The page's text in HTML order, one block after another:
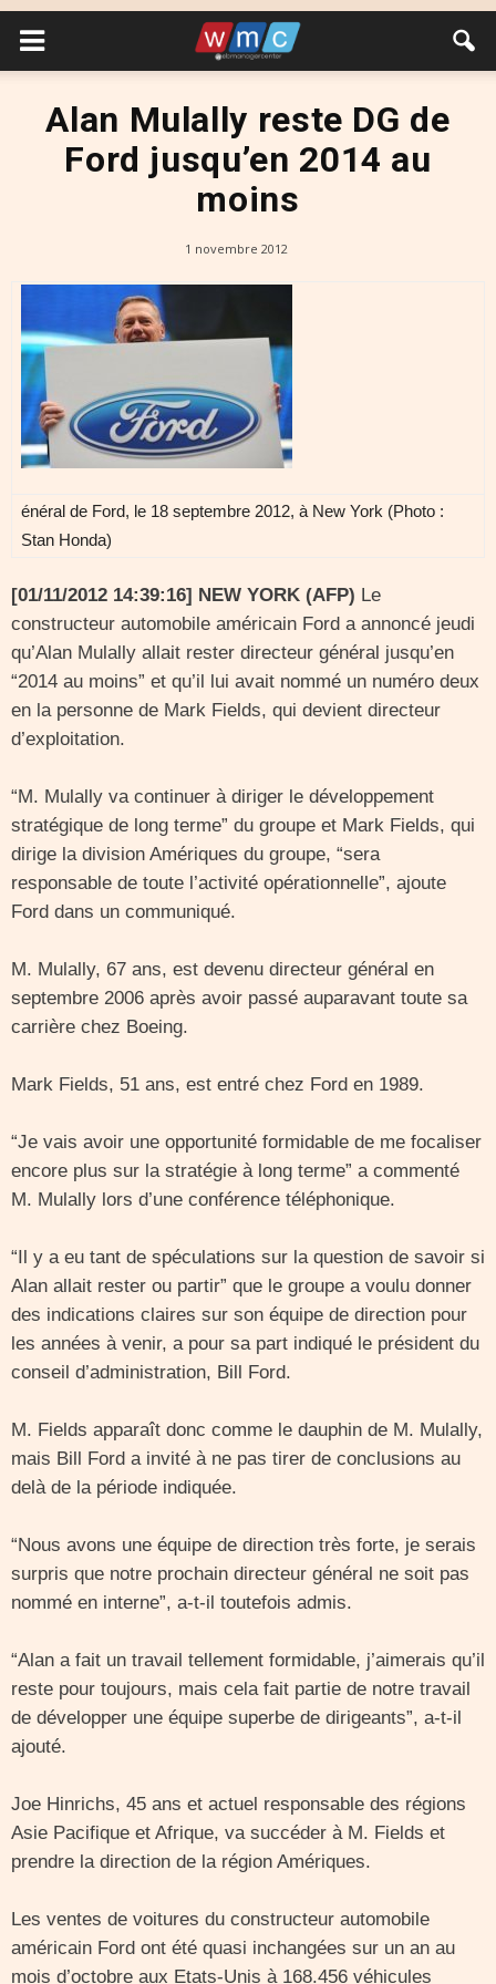
Alan Mulally reste DG de
Ford jusqu’en 2014 au
moins
1 novembre 2012
énéral de Ford, le 18 septembre 2012, à New York (Photo :
Stan Honda)
[01/11/2012 14:39:16] NEW YORK (AFP) Le
constructeur automobile américain Ford a annoncé jeudi
qu’Alan Mulally allait rester directeur général jusqu’en
“2014 au moins” et qu’il lui avait nommé un numéro deux
en la personne de Mark Fields, qui devient directeur
d’exploitation.
“M. Mulally va continuer à diriger le développement
stratégique de long terme” du groupe et Mark Fields, qui
dirige la division Amériques du groupe, “sera
responsable de toute l’activité opérationnelle”, ajoute
Ford dans un communiqué.
M. Mulally, 67 ans, est devenu directeur général en
septembre 2006 après avoir passé auparavant toute sa
carrière chez Boeing.
Mark Fields, 51 ans, est entré chez Ford en 1989.
“Je vais avoir une opportunité formidable de me focaliser
encore plus sur la stratégie à long terme” a commenté
M. Mulally lors d’une conférence téléphonique.
“Il y a eu tant de spéculations sur la question de savoir si
Alan allait rester ou partir” que le groupe a voulu donner
des indications claires sur son équipe de direction pour
les années à venir, a pour sa part indiqué le président du
conseil d’administration, Bill Ford.
M. Fields apparaît donc comme le dauphin de M. Mulally,
mais Bill Ford a invité à ne pas tirer de conclusions au
delà de la période indiquée.
“Nous avons une équipe de direction très forte, je serais
surpris que notre prochain directeur général ne soit pas
nommé en interne”, a-t-il toutefois admis.
“Alan a fait un travail tellement formidable, j’aimerais qu’il
reste pour toujours, mais cela fait partie de notre travail
de développer une équipe superbe de dirigeants”, a-t-il
ajouté.
Joe Hinrichs, 45 ans et actuel responsable des régions
Asie Pacifique et Afrique, va succéder à M. Fields et
prendre la direction de la région Amériques.
Les ventes de voitures du constructeur automobile
américain Ford ont été quasi inchangées sur un an au
mois d’octobre aux Etats-Unis à 168.456 véhicules